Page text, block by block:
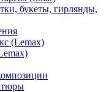
букеты, гирлянды,
(Lemax)